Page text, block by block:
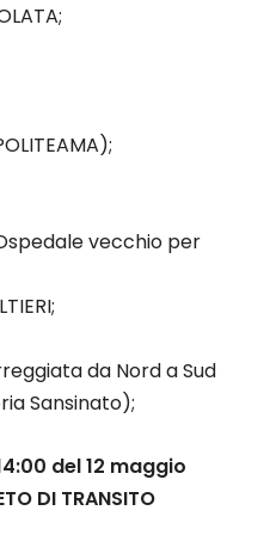
vecchio per
da Nord a Sud
Sansinato);
del 12 maggio
DI TRANSITO